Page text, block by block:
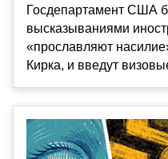
Госдепартамент США
высказываниями
«прославляют
Кирка, и введут